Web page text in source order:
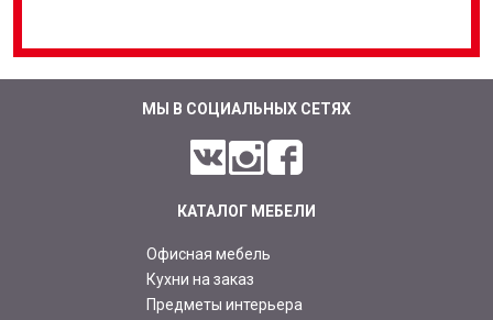
МЫ В СОЦИАЛЬНЫХ СЕТЯХ
КАТАЛОГ МЕБЕЛИ
Офисная мебель
Кухни на заказ
Предметы интерьера